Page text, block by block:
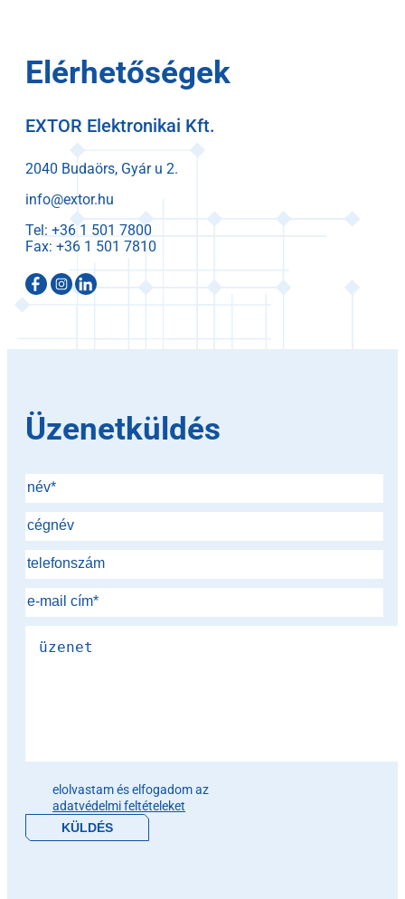
Elérhetőségek
EXTOR Elektronikai Kft.
2040 Budaörs, Gyár u 2.
info@extor.hu
Tel:
Fax:
Üzenetküldés
elolvastam és elfogadom az
adatvédelmi feltételeket